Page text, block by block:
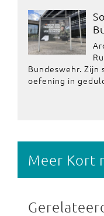
Bundeswehr.
oefening in
Meer Kort